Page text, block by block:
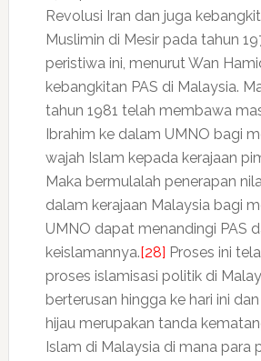
Revolusi Iran dan juga
Muslimin di Mesir pada tahun
peristiwa ini, menurut Wan
kebangkitan PAS di Malaysia.
tahun 1981 telah membawa
Ibrahim ke dalam UMNO bagi
wajah Islam kepada kerajaan
Maka bermulalah penerapan
dalam kerajaan Malaysia bagi
UMNO dapat menandingi PAS
keislamannya. [28] Proses ini
proses islamisasi politik di
berterusan hingga ke hari ini
hijau merupakan tanda
Islam di Malaysia di mana para